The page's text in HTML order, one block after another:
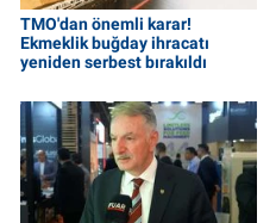
TMO'dan önemli karar!
Ekmeklik buğday ihracatı
yeniden serbest bırakıldı